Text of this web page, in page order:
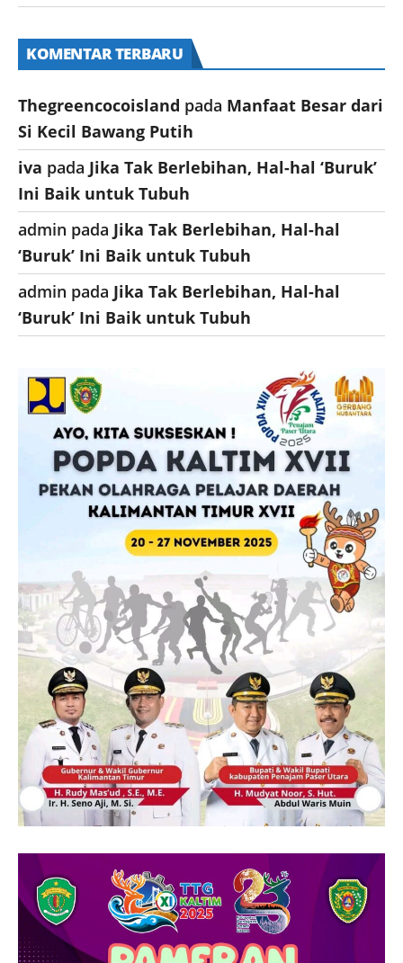
KOMENTAR TERBARU
Thegreencocoisland pada Manfaat Besar dari
Si Kecil Bawang Putih
iva pada Jika Tak Berlebihan, Hal-hal ‘Buruk’
Ini Baik untuk Tubuh
admin pada Jika Tak Berlebihan, Hal-hal
‘Buruk’ Ini Baik untuk Tubuh
admin pada Jika Tak Berlebihan, Hal-hal
‘Buruk’ Ini Baik untuk Tubuh